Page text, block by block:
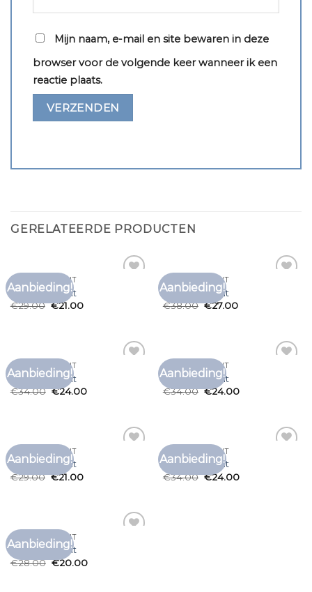
Mijn naam, e-mail en site bewaren in deze
browser voor de volgende keer wanneer ik een
reactie plaats.
GERELATEERDE PRODUCTEN
Aanbieding!
SHIRT MET PRINT
shirt met print
€29.00 €21.00
Aanbieding!
SHIRT MET PRINT
shirt met print
€38.00 €27.00
Aanbieding!
SHIRT MET PRINT
shirt met print
€34.00 €24.00
Aanbieding!
SHIRT MET PRINT
shirt met print
€34.00 €24.00
Aanbieding!
SHIRT MET PRINT
shirt met print
€29.00 €21.00
Aanbieding!
SHIRT MET PRINT
shirt met print
€34.00 €24.00
Aanbieding!
SHIRT MET PRINT
shirt met print
€28.00 €20.00